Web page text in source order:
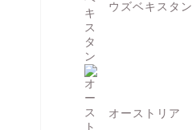
ウズベキスタン
オーストリア